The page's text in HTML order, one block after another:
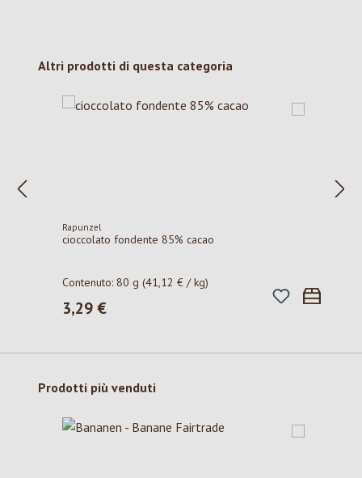
Salta la galleria dei prodotti
Altri prodotti di questa categoria
Rapunzel
cioccolato fondente 85% cacao
Contenuto:80 g(41,12 € / kg)
Prezzo normale:
3,29 €
Salta la galleria dei prodotti
Prodotti più venduti